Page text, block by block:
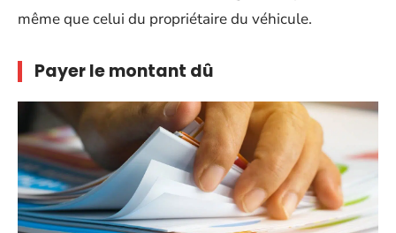
même que celui du propriétaire du véhicule.
Payer le montant dû